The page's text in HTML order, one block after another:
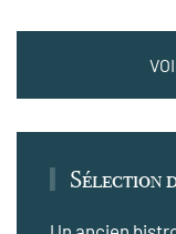
Sélection